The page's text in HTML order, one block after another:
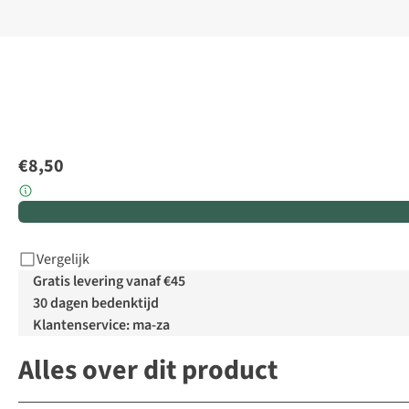
€8,50
Vergelijk
Gratis levering vanaf €45
30 dagen bedenktijd
Klantenservice: ma-za
Alles over dit product